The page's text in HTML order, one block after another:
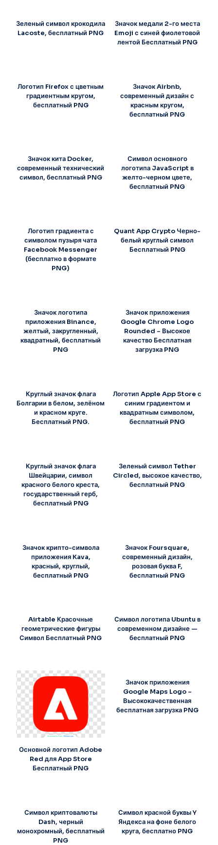
Зеленый символ крокодила
Lacoste, бесплатный PNG
Значок медали 2-го места
Emoji с синей фиолетовой
лентой Бесплатный PNG
Логотип Firefox с цветным
градиентным кругом,
бесплатный PNG
Значок Airbnb,
современный дизайн с
красным кругом,
бесплатный PNG
Значок кита Docker,
современный технический
символ, бесплатный PNG
Символ основного
логотипа JavaScript в
желто-черном цвете,
бесплатный PNG
Логотип градиента с
символом пузыря чата
Facebook Messenger
(бесплатно в формате
PNG)
Quant App Crypto Черно-
белый круглый символ
Бесплатный PNG
Значок логотипа
приложения Binance,
желтый, закругленный,
квадратный, бесплатный
PNG
Значок приложения
Google Chrome Logo
Rounded – Высокое
качество Бесплатная
загрузка PNG
Круглый значок флага
Болгарии в белом, зелёном
и красном круге.
Бесплатный PNG.
Логотип Apple App Store с
синим градиентом и
квадратным символом,
бесплатный PNG
Круглый значок флага
Швейцарии, символ
красного белого креста,
государственный герб,
бесплатный PNG
Зеленый символ Tether
Circled, высокое качество,
бесплатный PNG
Значок крипто-символа
приложения Kava,
красный, круглый,
бесплатный PNG
Значок Foursquare,
современный дизайн,
розовая буква F,
бесплатный PNG
Airtable Красочные
геометрические фигуры
Символ Бесплатный PNG
Символ логотипа Ubuntu в
современном дизайне —
бесплатный PNG
Основной логотип Adobe
Red для App Store
Бесплатный PNG
Значок приложения
Google Maps Logo –
Высококачественная
бесплатная загрузка PNG
Символ криптовалюты
Dash, черный
монохромный, бесплатный
PNG
Символ красной буквы Y
Яндекса на фоне белого
круга, бесплатно PNG